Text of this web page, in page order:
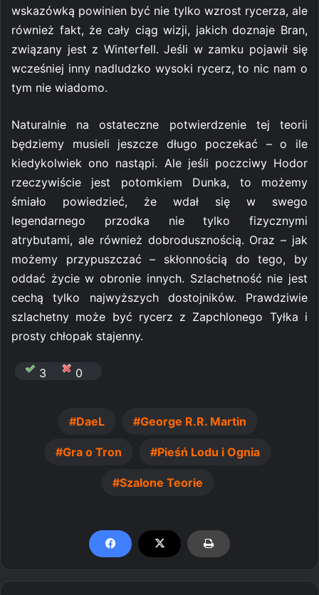
wskazówką powinien być nie tylko wzrost rycerza, ale
również fakt, że cały ciąg wizji, jakich doznaje Bran,
związany jest z Winterfell. Jeśli w zamku pojawił się
wcześniej inny nadludzko wysoki rycerz, to nic nam o
tym nie wiadomo.
Naturalnie na ostateczne potwierdzenie tej teorii
będziemy musieli jeszcze długo poczekać – o ile
kiedykolwiek ono nastąpi. Ale jeśli poczciwy Hodor
rzeczywiście jest potomkiem Dunka, to możemy
śmiało powiedzieć, że wdał się w swego
legendarnego przodka nie tylko fizycznymi
atrybutami, ale również dobrodusznością. Oraz – jak
możemy przypuszczać – skłonnością do tego, by
oddać życie w obronie innych. Szlachetność nie jest
cechą tylko najwyższych dostojników. Prawdziwie
szlachetny może być rycerz z Zapchlonego Tyłka i
prosty chłopak stajenny.
3 0
DaeL George R.R. Martin
Gra o Tron Pieśń Lodu i Ognia
Szalone Teorie